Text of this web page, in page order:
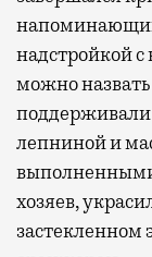
надстройкой
можно
лепниной и
хозяев,
застекленном